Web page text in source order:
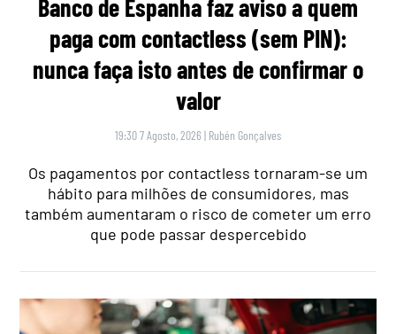
Banco de Espanha faz aviso a quem
paga com contactless (sem PIN):
nunca faça isto antes de confirmar o
valor
19:30 7 Agosto, 2026 | Rubén Gonçalves
Os pagamentos por contactless tornaram-se um
hábito para milhões de consumidores, mas
também aumentaram o risco de cometer um erro
que pode passar despercebido